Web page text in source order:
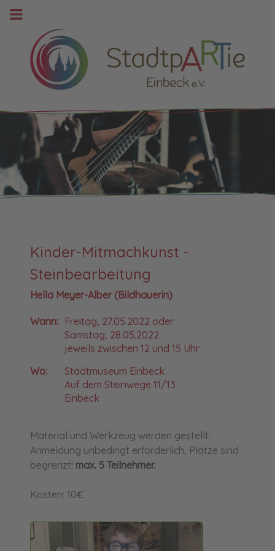
Kinder-Mitmachkunst -
Steinbearbeitung
Hella Meyer-Alber (Bildhauerin)
Wann: Freitag, 27.05.2022 oder
Samstag, 28.05.2022
jeweils zwischen 12 und 15 Uhr
Wo:
Stadtmuseum Einbeck
Auf dem Steinwege 11/13
Einbeck
Material und Werkzeug werden gestellt.
Anmeldung unbedingt erforderlich, Plätze sind
begrenzt! max. 5 Teilnehmer.
Kosten: 10€